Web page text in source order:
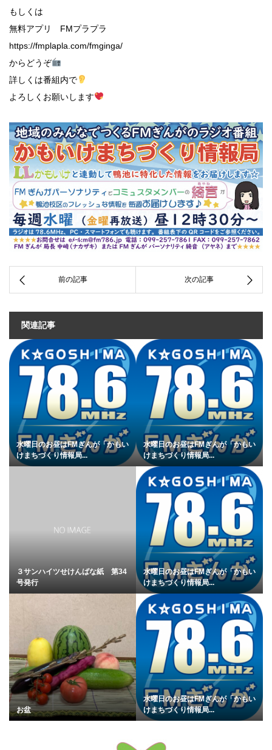
もしくは
無料アプリ FMプラプラ
https://fmplapla.com/fmginga/
からどうぞ
詳しくは番組内で
よろしくお願いします
関連記事
水曜日のお昼はFMぎんが「かもい
けまちづくり情報局...
水曜日のお昼はFMぎんが「かもい
けまちづくり情報局...
３サンハイツせけんばな紙 第34
号発行
水曜日のお昼はFMぎんが「かもい
けまちづくり情報局...
お盆
水曜日のお昼はFMぎんが「かもい
けまちづくり情報局...